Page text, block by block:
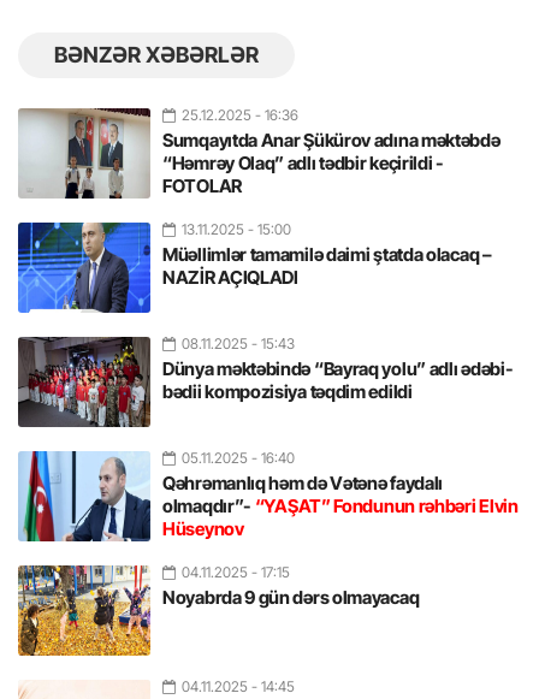
BƏNZƏR XƏBƏRLƏR
25.12.2025 - 16:36
Sumqayıtda Anar Şükürov adına məktəbdə
“Həmrəy Olaq” adlı tədbir keçirildi -
FOTOLAR
13.11.2025 - 15:00
Müəllimlər tamamilə daimi ştatda olacaq –
NAZİR AÇIQLADI
08.11.2025 - 15:43
Dünya məktəbində “Bayraq yolu” adlı ədəbi-
bədii kompozisiya təqdim edildi
05.11.2025 - 16:40
Qəhrəmanlıq həm də Vətənə faydalı
olmaqdır”- “YAŞAT” Fondunun rəhbəri Elvin
Hüseynov
04.11.2025 - 17:15
Noyabrda 9 gün dərs olmayacaq
04.11.2025 - 14:45